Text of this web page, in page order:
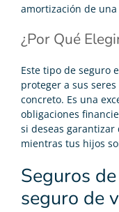
amortización de
¿Por Qué
Este tipo de seguro
proteger a sus
concreto. Es una
obligaciones
si deseas
mientras tus hijos
Seguros
seguro de